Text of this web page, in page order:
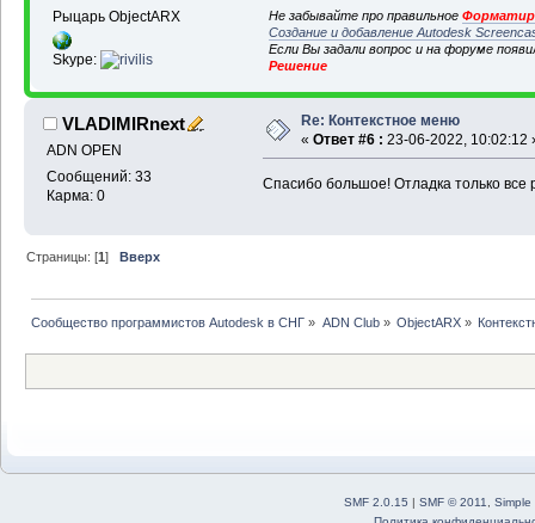
Рыцарь ObjectARX
Skype:
Не забывайте про правильное
Создание и добавление Autodesk
Если Вы задали вопрос и на форуме
Решение
VLADIMIRnext
ADN OPEN
Сообщений: 33
Карма: 0
Re: Контекстное меню
« Ответ #6 : 23-06-2022, 10:02:12
Спасибо большое! Отладка только все
Страницы: [1]Вверх
Сообщество программистов Autodesk в СНГ » ADN Club» ObjectARX»
SMF 2.0.15 | SMF © 2011
Simple